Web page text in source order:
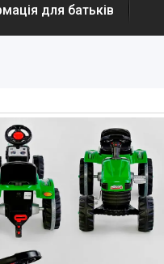
для батьків